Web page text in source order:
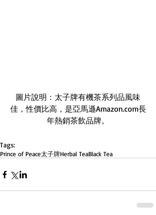
圖片說明：太子牌有機茶系列品風味
佳，性價比高，是亞馬遜Amazon.com長
年熱銷茶飲品牌。
Tags:
Prince of Peace太子牌Herbal TeaBlack Tea